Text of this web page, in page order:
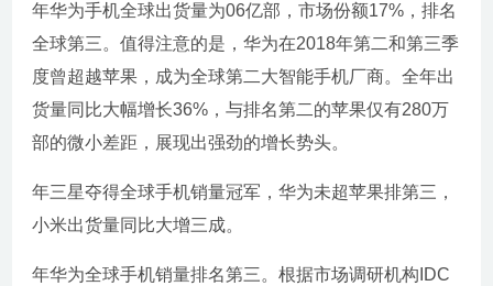
年华为手机全球出货量为06亿部，市场份额17%，排名
全球第三。值得注意的是，华为在2018年第二和第三季
度曾超越苹果，成为全球第二大智能手机厂商。全年出
货量同比大幅增长36%，与排名第二的苹果仅有280万
部的微小差距，展现出强劲的增长势头。
年三星夺得全球手机销量冠军，华为未超苹果排第三，
小米出货量同比大增三成。
年华为全球手机销量排名第三。根据市场调研机构IDC